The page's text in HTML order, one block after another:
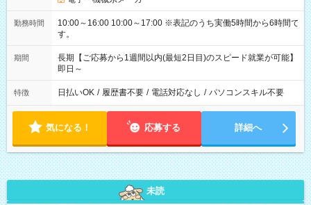
勤務時間
10:00～16:00 10:00～17:00 ※表記のうち実働5時間から6時間で
す。
期間
長期【ご応募から1週間以内(最短2日目)のスピード就業が可能】
即日～
特徴 日払いOK / 履歴書不要 / 電話対応なし / パソコンスキル不要
気になる！ 応募する 詳細へ
未読